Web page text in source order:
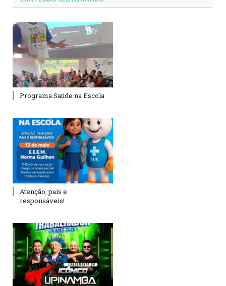
Programa Saúde na Escola
Atenção, pais e
responsáveis!